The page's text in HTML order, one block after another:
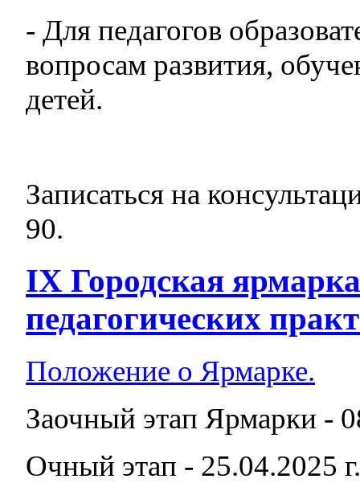
- Для педагогов
вопросам развития,
детей.
Записаться на
90.
IX Городская
педагогических
Положение о Ярмарке.
Заочный этап Ярмарки -
Очный этап - 25.04.2025